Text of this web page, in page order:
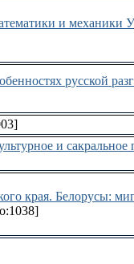
и механики
русской
и сакральное
края. Белорусы: